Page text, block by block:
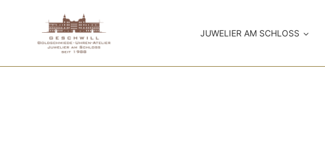
JUWELIER AM SCHLOSS